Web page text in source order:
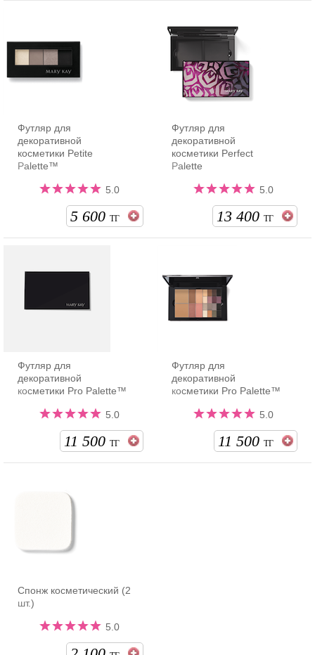
Футляр для
декоративной
косметики Petite
Palette™
5.0
5 600 ТГ
Футляр для
декоративной
косметики Perfect
Palette
5.0
13 400 ТГ
Футляр для
декоративной
косметики Pro Palette™
5.0
11 500 ТГ
Футляр для
декоративной
косметики Pro Palette™
5.0
11 500 ТГ
Спонж косметический (2
шт.)
5.0